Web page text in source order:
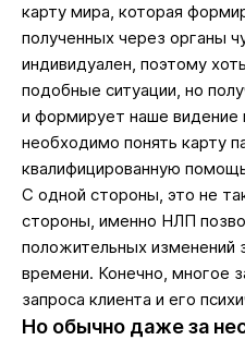
карту мира, которая
полученных через органы
индивидуален, поэтому
подобные ситуации, но
и формирует наше видение
необходимо понять карту
квалифицированную
С одной стороны, это не
стороны, именно НЛП
положительных изменений
времени. Конечно, многое
запроса клиента и его
Но обычно даже за